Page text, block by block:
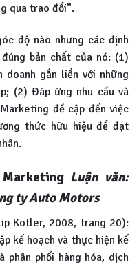
qua trao đổi”.
độ nào nhưng các định
bản chất của nó: (1)
gắn liền với những
(2) Đáp ứng nhu cầu và
đề cập đến việc
thức hữu hiệu để đạt
Luận văn:
ty Auto Motors
Kotler, 2008, trang 20):
kế hoạch và thực hiện kế
phân phối hàng hóa, dịch